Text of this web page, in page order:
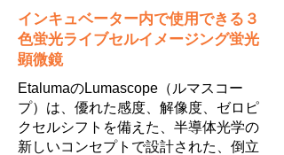
インキュベーター内で使用できる３
色蛍光ライブセルイメージング蛍光
顕微鏡
EtalumaのLumascope（ルマスコー
プ）は、優れた感度、解像度、ゼロピ
クセルシフトを備えた、半導体光学の
新しいコンセプトで設計された、倒立